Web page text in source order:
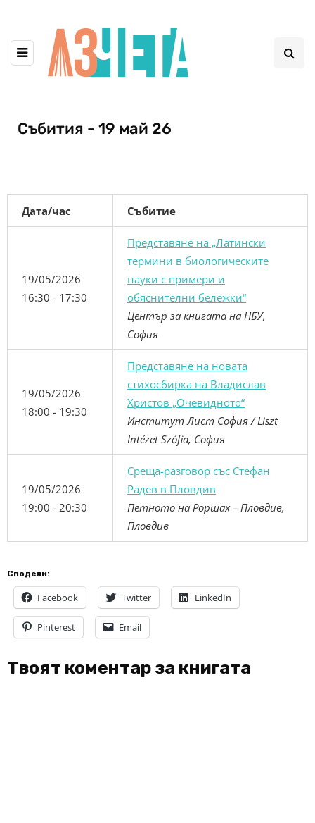
Събития - 19 май 26
Дата/час Събитие
19/05/2026
16:30 - 17:30
Представяне на „Латински
термини в биологическите
науки с примери и
обяснителни бележки“
Център за книгата на НБУ,
София
19/05/2026
18:00 - 19:30
Представяне на новата
стихосбирка на Владислав
Христов „Очевидното“
Институт Лист София / Liszt
Intézet Szófia, София
19/05/2026
19:00 - 20:30
Среща-разговор със Стефан
Радев в Пловдив
Петното на Роршах – Пловдив,
Пловдив
Сподели:
Facebook Twitter LinkedIn
Pinterest Email
Твоят коментар за книгата